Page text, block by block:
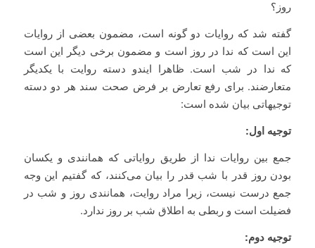
روز؟
گفته شد که روایات دو گونه است، مضمون بعضی از روایات
این است که ندا در روز است و مضمون برخی دیگر این است
که ندا در شب است. ظاهرا ایندو دسته روایت با یکدیگر
متعارضند. برای رفع تعارض بر فرض صحت سند هر دو دسته
توجیهاتی بیان شده است:
توجیه اول:
جمع بین روایات ندا از طریق روایاتی که همانندی و يكسان
بودن روز قدر با شب قدر را بیان می‌کنند، که گفتیم این وجه
جمع درست نیست، زیرا مراد روایت، همانندی روز و شب در
فضیلت است و ربطی به اطلاق شب بر روز ندارد.
توجیه دوم: